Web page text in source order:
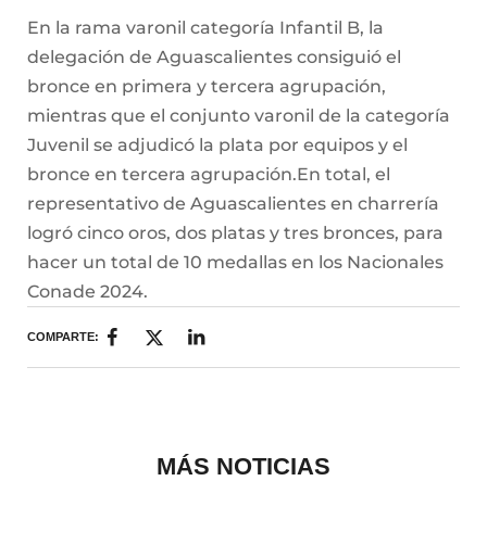
En la rama varonil categoría Infantil B, la
delegación de Aguascalientes consiguió el
bronce en primera y tercera agrupación,
mientras que el conjunto varonil de la categoría
Juvenil se adjudicó la plata por equipos y el
bronce en tercera agrupación.En total, el
representativo de Aguascalientes en charrería
logró cinco oros, dos platas y tres bronces, para
hacer un total de 10 medallas en los Nacionales
Conade 2024.
COMPARTE:
MÁS NOTICIAS